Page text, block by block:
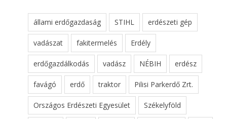
állami erdőgazdaság STIHL erdészeti gép
vadászat fakitermelés Erdély
erdőgazdálkodás vadász NÉBIH erdész
favágó erdő traktor Pilisi Parkerdő Zrt.
Országos Erdészeti Egyesület Székelyföld